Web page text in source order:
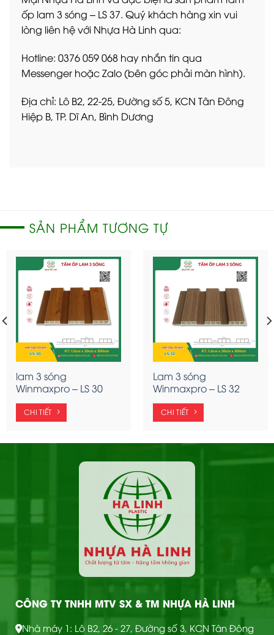
ốp lam 3 sóng – LS 37. Quý khách hàng xin vui
lòng liên hệ với Nhựa Hà Linh qua:
Hotline: 0376 059 068 hay nhắn tin qua
Messenger hoặc Zalo (bên góc phải màn hình).
Địa chỉ: Lô B2, 22-25, Đường số 5, KCN Tân Đông
Hiệp B, TP. Dĩ An, Bình Dương
SẢN PHẨM TƯƠNG TỰ
lam 3 sóng
Winmaxpro – LS 30
CHI TIẾT
Lam 3 sóng
Winmaxpro – LS 32
CHI TIẾT
CÔNG TY TNHH MTV SX & TM NHỰA HÀ LINH
Nhà máy 1: Lô B2, 26 - 27, Đường số 3, KCN Tân Đông